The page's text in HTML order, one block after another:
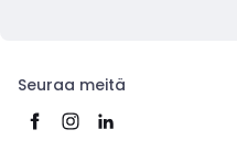
Seuraa meitä